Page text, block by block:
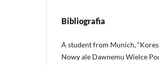
Bibliografia
A student from Munich,
Nowy ale Dawnemu Wielce